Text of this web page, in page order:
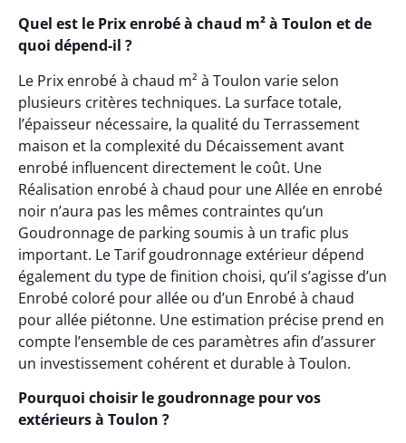
Quel est le Prix enrobé à chaud m² à Toulon et de
quoi dépend-il ?
Le Prix enrobé à chaud m² à Toulon varie selon
plusieurs critères techniques. La surface totale,
l’épaisseur nécessaire, la qualité du Terrassement
maison et la complexité du Décaissement avant
enrobé influencent directement le coût. Une
Réalisation enrobé à chaud pour une Allée en enrobé
noir n’aura pas les mêmes contraintes qu’un
Goudronnage de parking soumis à un trafic plus
important. Le Tarif goudronnage extérieur dépend
également du type de finition choisi, qu’il s’agisse d’un
Enrobé coloré pour allée ou d’un Enrobé à chaud
pour allée piétonne. Une estimation précise prend en
compte l’ensemble de ces paramètres afin d’assurer
un investissement cohérent et durable à Toulon.
Pourquoi choisir le goudronnage pour vos
extérieurs à Toulon ?